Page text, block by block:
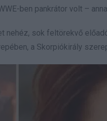
ben pankrátor volt –
nehéz, sok feltörekvő
a Skorpiókirály